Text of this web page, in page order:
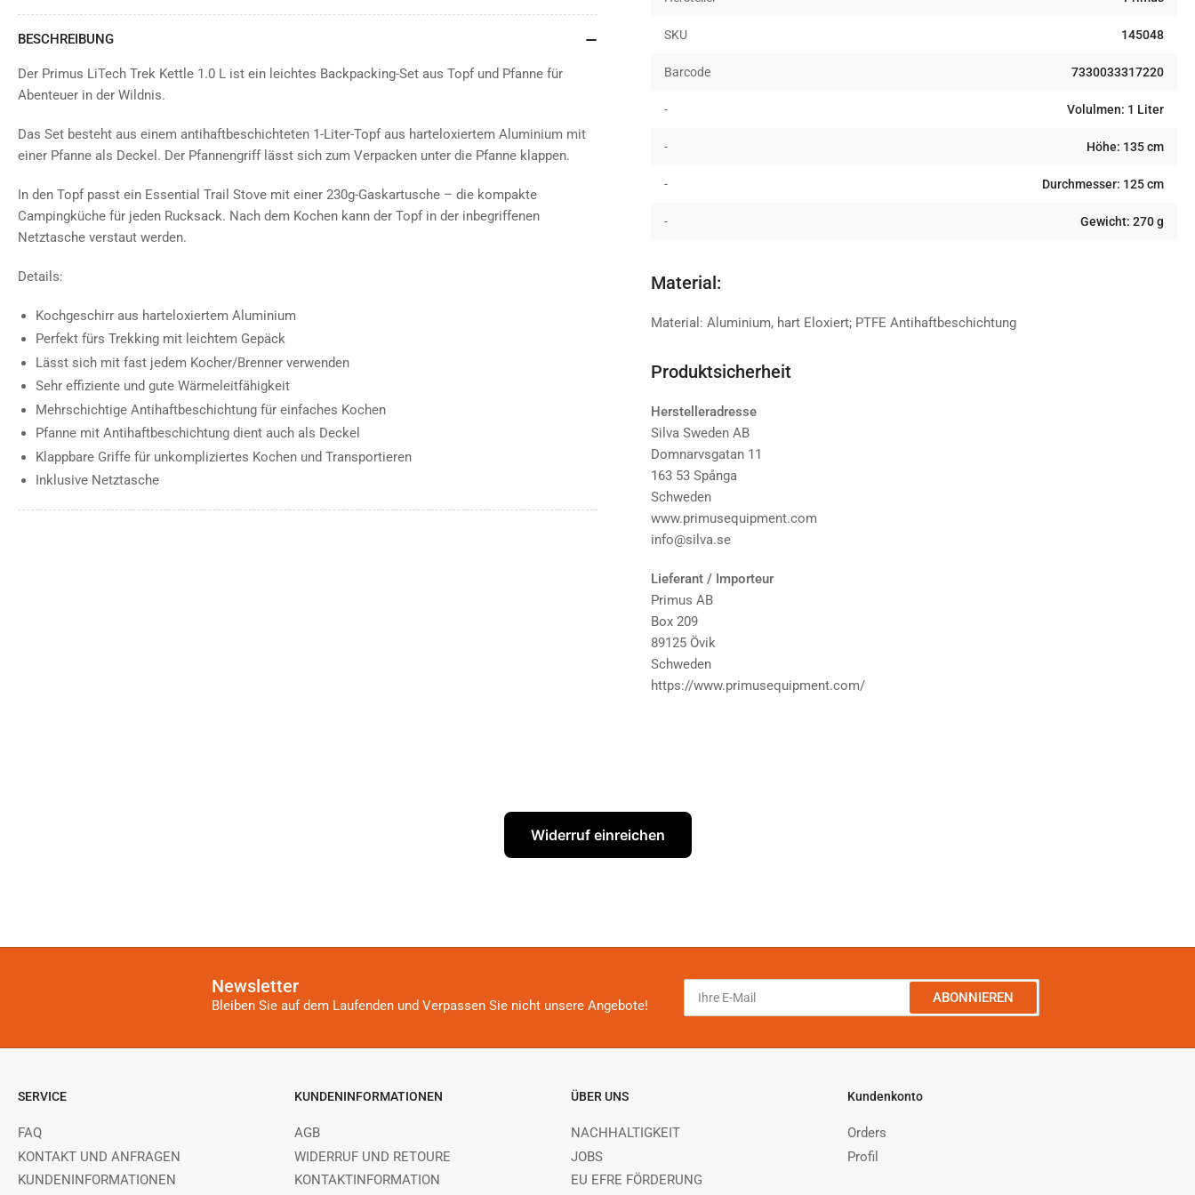
SKU 145048
Barcode 7330033317220
- Volulmen: 1 Liter
- Höhe: 135 cm
- Durchmesser: 125 cm
- Gewicht: 270 g
Material:
Material: Aluminium, hart Eloxiert; PTFE Antihaftbeschichtung
Produktsicherheit
Herstelleradresse
Silva Sweden AB
Domnarvsgatan 11
163 53 Spånga
Schweden
www.primusequipment.com
info@silva.se
Lieferant / Importeur
Primus AB
Box 209
89125 Övik
Schweden
https://www.primusequipment.com/
BESCHREIBUNG
Der Primus LiTech Trek Kettle 1.0 L ist ein leichtes Backpacking-Set aus Topf und Pfanne für
Abenteuer in der Wildnis.
Das Set besteht aus einem antihaftbeschichteten 1-Liter-Topf aus harteloxiertem Aluminium mit
einer Pfanne als Deckel. Der Pfannengriff lässt sich zum Verpacken unter die Pfanne klappen.
In den Topf passt ein Essential Trail Stove mit einer 230g-Gaskartusche – die kompakte
Campingküche für jeden Rucksack. Nach dem Kochen kann der Topf in der inbegriffenen
Netztasche verstaut werden.
Details:
Kochgeschirr aus harteloxiertem Aluminium
Perfekt fürs Trekking mit leichtem Gepäck
Lässt sich mit fast jedem Kocher/Brenner verwenden
Sehr effiziente und gute Wärmeleitfähigkeit
Mehrschichtige Antihaftbeschichtung für einfaches Kochen
Pfanne mit Antihaftbeschichtung dient auch als Deckel
Klappbare Griffe für unkompliziertes Kochen und Transportieren
Inklusive Netztasche
Widerruf einreichen
Newsletter
Bleiben Sie auf dem Laufenden und Verpassen Sie nicht unsere Angebote!
Ihre
Mail
ABONNIEREN
SERVICE
FAQ
KONTAKT UND ANFRAGEN
KUNDENINFORMATIONEN
KUNDENINFORMATIONEN
AGB
WIDERRUF UND RETOURE
KONTAKTINFORMATION
ÜBER UNS
NACHHALTIGKEIT
JOBS
EU EFRE FÖRDERUNG
Kundenkonto
Orders
Profil